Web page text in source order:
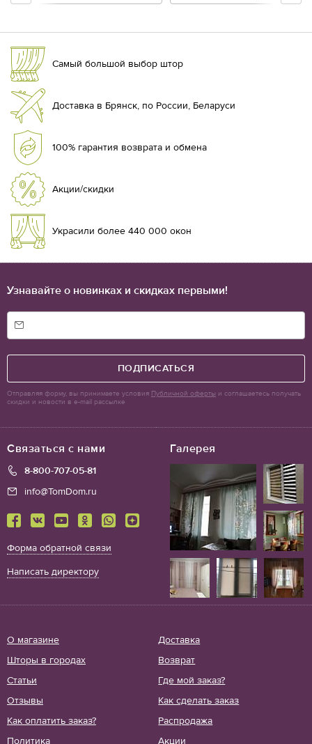
Самый большой выбор штор
Доставка в Брянск, по России, Беларуси
100% гарантия возврата и обмена
Акции/скидки
Украсили более 440 000 окон
Галерея
Связаться с нами
8-800-707-05-81
info@TomDom.ru
Форма обратной связи
Написать директору
О магазине
Доставка
Шторы в городах
Возврат
Статьи
Где мой заказ?
Отзывы
Как сделать заказ
Как оплатить заказ?
Распродажа
Политика
Акции
Узнавайте о новинках и скидках первыми!
ПОДПИСАТЬСЯ
Отправляя форму, вы принимаете условия Публичной оферты и соглашаетесь получать
скидки и новости в e-mail рассылке